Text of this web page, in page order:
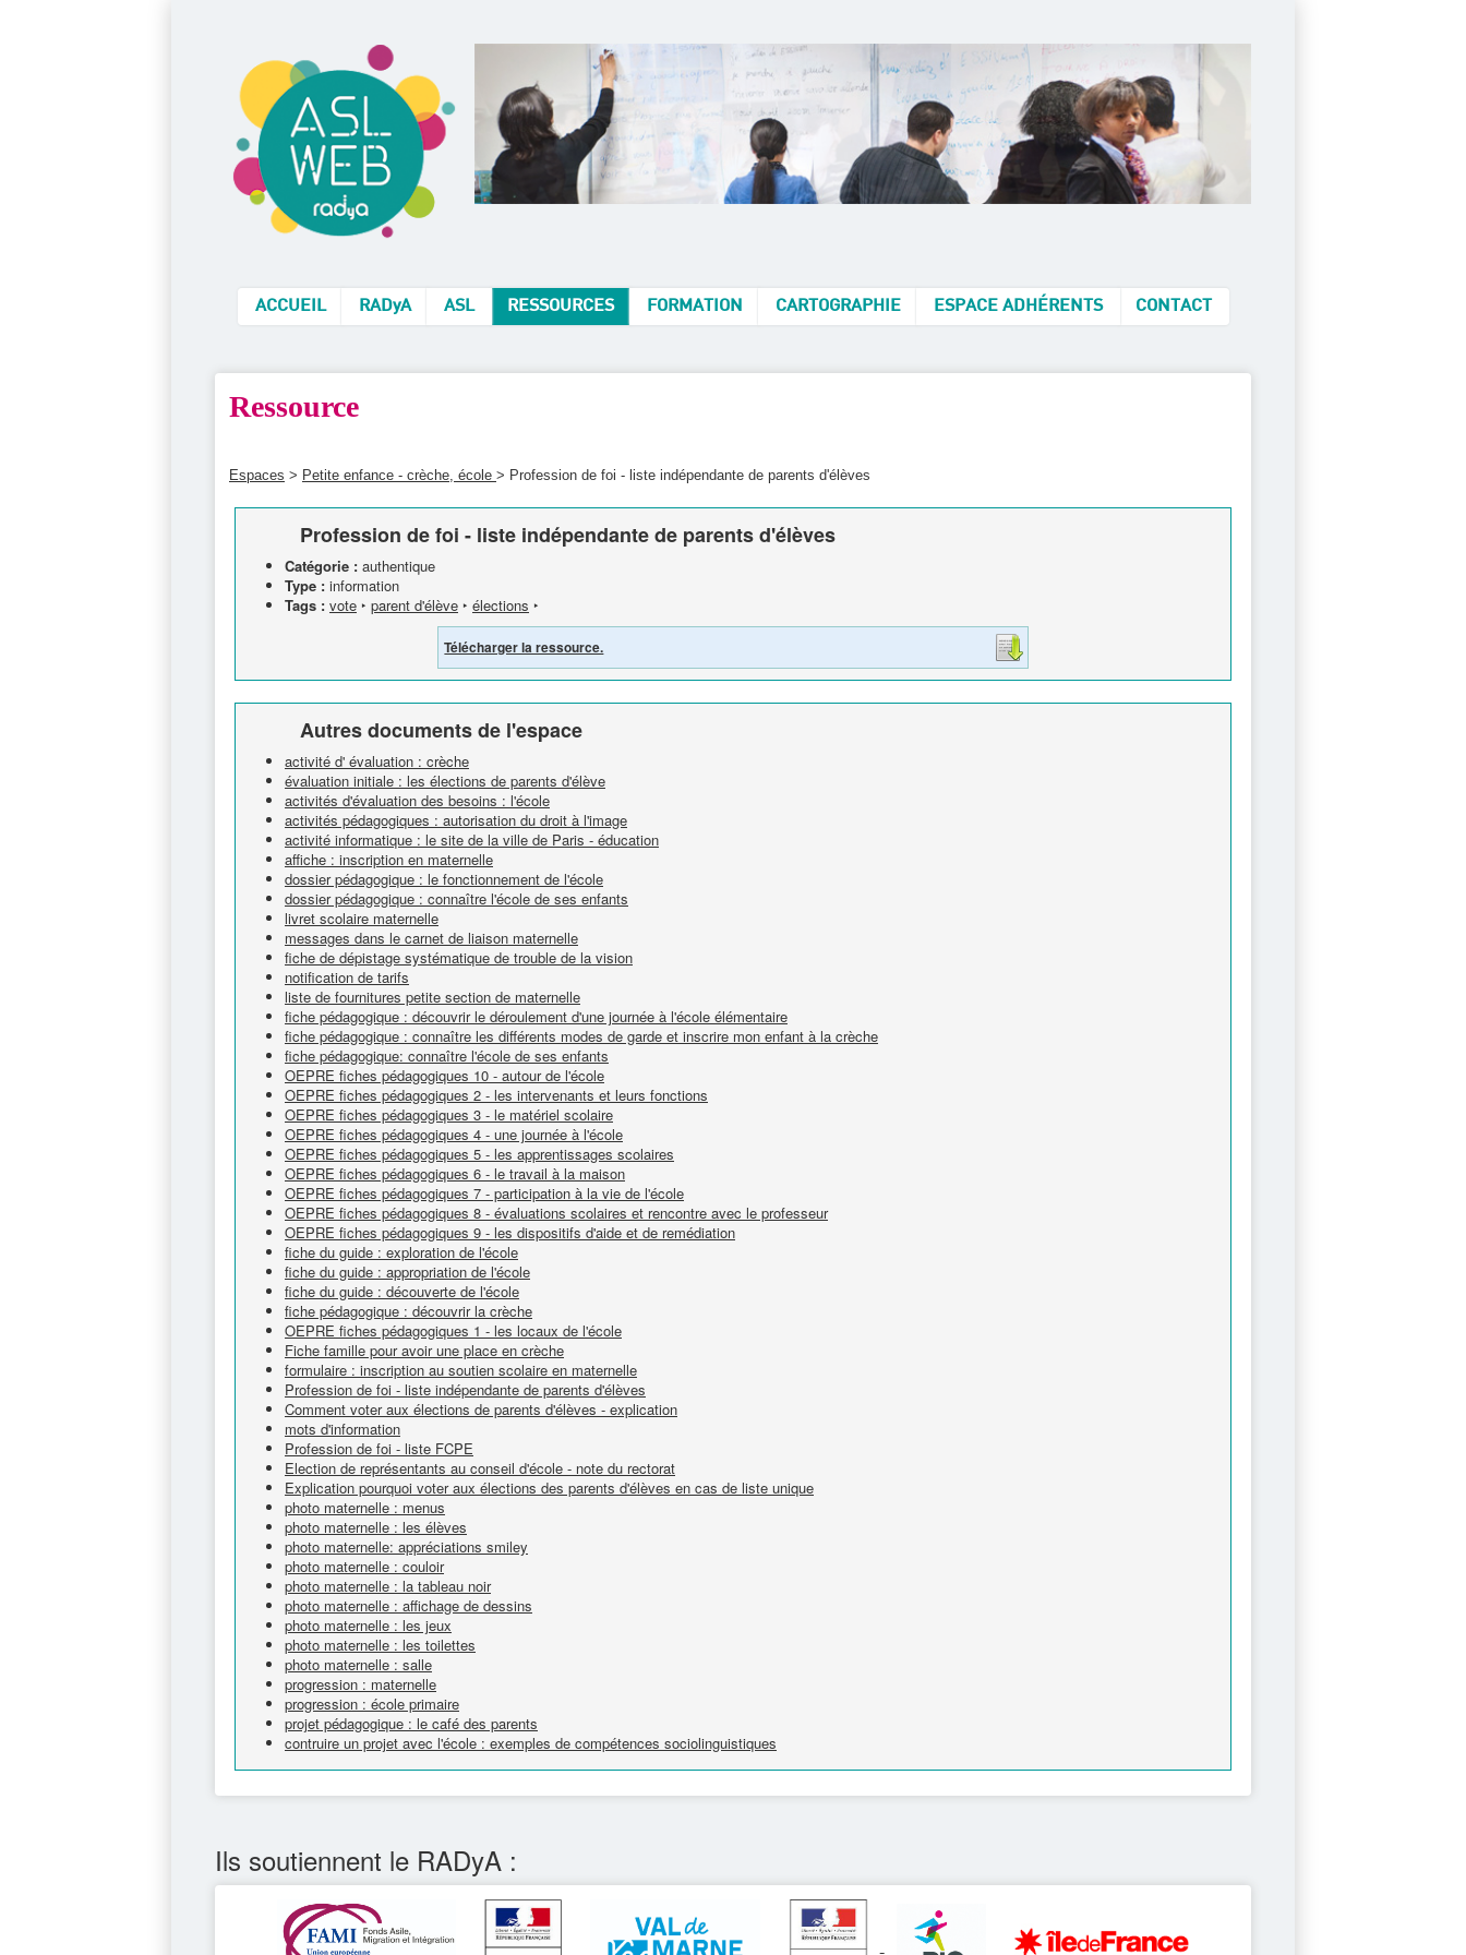
ACCUEIL RADyA ASL RESSOURCES FORMATION CARTOGRAPHIE ESPACE ADHÉRENTS CONTACT
Ressource
Espaces > Petite enfance - crèche, école > Profession de foi - liste indépendante de parents d'élèves
Profession de foi - liste indépendante de parents d'élèves
Catégorie : authentique
Type : information
Tags : vote ‣ parent d'élève ‣ élections ‣
Télécharger la ressource.
Autres documents de l'espace
activité d' évaluation : crèche
évaluation initiale : les élections de parents d'élève
activités d'évaluation des besoins : l'école
activités pédagogiques : autorisation du droit à l'image
activité informatique : le site de la ville de Paris - éducation
affiche : inscription en maternelle
dossier pédagogique : le fonctionnement de l'école
dossier pédagogique : connaître l'école de ses enfants
livret scolaire maternelle
messages dans le carnet de liaison maternelle
fiche de dépistage systématique de trouble de la vision
notification de tarifs
liste de fournitures petite section de maternelle
fiche pédagogique : découvrir le déroulement d'une journée à l'école élémentaire
fiche pédagogique : connaître les différents modes de garde et inscrire mon enfant à la crèche
fiche pédagogique: connaître l'école de ses enfants
OEPRE fiches pédagogiques 10 - autour de l'école
OEPRE fiches pédagogiques 2 - les intervenants et leurs fonctions
OEPRE fiches pédagogiques 3 - le matériel scolaire
OEPRE fiches pédagogiques 4 - une journée à l'école
OEPRE fiches pédagogiques 5 - les apprentissages scolaires
OEPRE fiches pédagogiques 6 - le travail à la maison
OEPRE fiches pédagogiques 7 - participation à la vie de l'école
OEPRE fiches pédagogiques 8 - évaluations scolaires et rencontre avec le professeur
OEPRE fiches pédagogiques 9 - les dispositifs d'aide et de remédiation
fiche du guide : exploration de l'école
fiche du guide : appropriation de l'école
fiche du guide : découverte de l'école
fiche pédagogique : découvrir la crèche
OEPRE fiches pédagogiques 1 - les locaux de l'école
Fiche famille pour avoir une place en crèche
formulaire : inscription au soutien scolaire en maternelle
Profession de foi - liste indépendante de parents d'élèves
Comment voter aux élections de parents d'élèves - explication
mots d'information
Profession de foi - liste FCPE
Election de représentants au conseil d'école - note du rectorat
Explication pourquoi voter aux élections des parents d'élèves en cas de liste unique
photo maternelle : menus
photo maternelle : les élèves
photo maternelle: appréciations smiley
photo maternelle : couloir
photo maternelle : la tableau noir
photo maternelle : affichage de dessins
photo maternelle : les jeux
photo maternelle : les toilettes
photo maternelle : salle
progression : maternelle
progression : école primaire
projet pédagogique : le café des parents
contruire un projet avec l'école : exemples de compétences sociolinguistiques
Ils soutiennent le RADyA :